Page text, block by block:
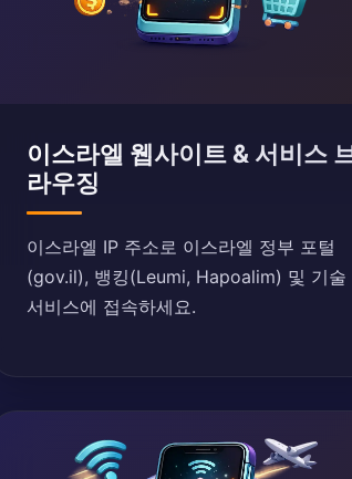
이스라엘 웹사이트 & 서비스
라우징
이스라엘 IP 주소로 이스라엘 정부 포털
(gov.il), 뱅킹(Leumi, Hapoalim) 및 기술
서비스에 접속하세요.